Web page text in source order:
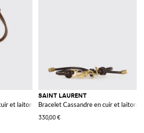
et laiton
SAINT LAURENT
Bracelet Cassandre en cuir et laiton
330,00 €